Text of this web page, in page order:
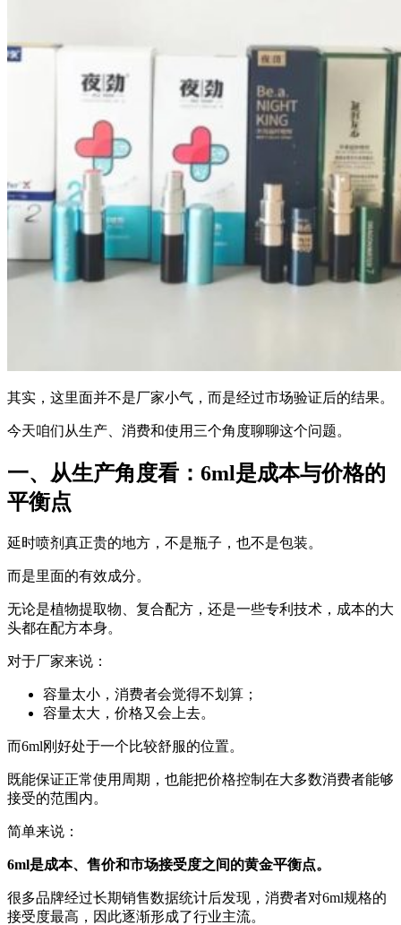
其实，这里面并不是厂家小气，而是经过市场验证后的结果。
今天咱们从生产、消费和使用三个角度聊聊这个问题。
一、从生产角度看：6ml是成本与价格的
平衡点
延时喷剂真正贵的地方，不是瓶子，也不是包装。
而是里面的有效成分。
无论是植物提取物、复合配方，还是一些专利技术，成本的大
头都在配方本身。
对于厂家来说：
容量太小，消费者会觉得不划算；
容量太大，价格又会上去。
而6ml刚好处于一个比较舒服的位置。
既能保证正常使用周期，也能把价格控制在大多数消费者能够
接受的范围内。
简单来说：
6ml是成本、售价和市场接受度之间的黄金平衡点。
很多品牌经过长期销售数据统计后发现，消费者对6ml规格的
接受度最高，因此逐渐形成了行业主流。